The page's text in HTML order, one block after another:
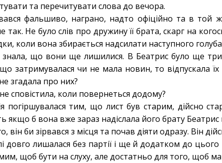
та перечитувати слова до вечора.
фальшиво, награно, надто офіційно та в той
Не було слів про дружину її брата, скарг на
коли вона збирається надсилати наступного
що вони ще лишилися. В Беатрис було ще три
затримувалася чи не мала новин, то відпускала
згадала про них?
сповістила, коли повернеться додому?
погіршувалася тим, що лист був старим, дійсно
якщо б вона вже зараз надіслала його брату Беатрис
він би зірвався з місця та почав діяти одразу. Він
довго лишалася без партії і ще й додатком до
щоб бути на слуху, але достатньо для того, щоб